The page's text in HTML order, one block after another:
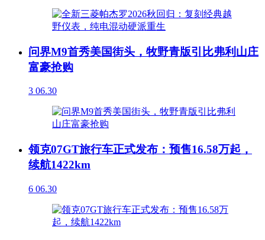
问界M9首秀美国街头，牧野青版引比弗利山庄
富豪抢购
3 06.30
领克07GT旅行车正式发布：预售16.58万起，
续航1422km
6 06.30